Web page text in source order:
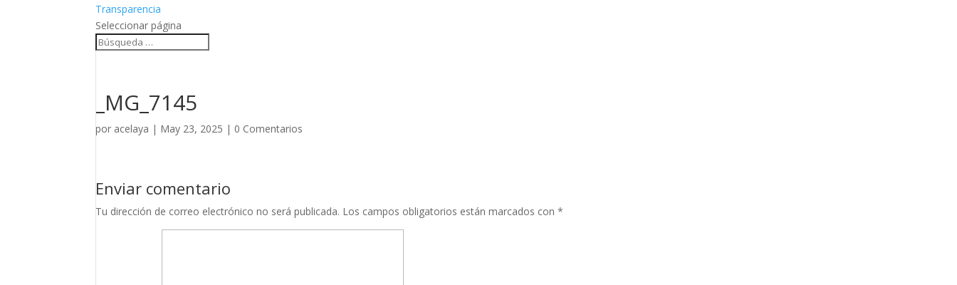
Transparencia
Seleccionar página
_MG_7145
por acelaya | May 23, 2025 | 0 Comentarios
Enviar comentario
Tu dirección de correo electrónico no será publicada. Los campos obligatorios están marcados con*